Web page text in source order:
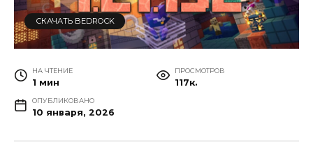
СКАЧАТЬ BEDROCK
НА ЧТЕНИЕ
1 мин
ПРОСМОТРОВ
117к.
ОПУБЛИКОВАНО
10 января, 2026